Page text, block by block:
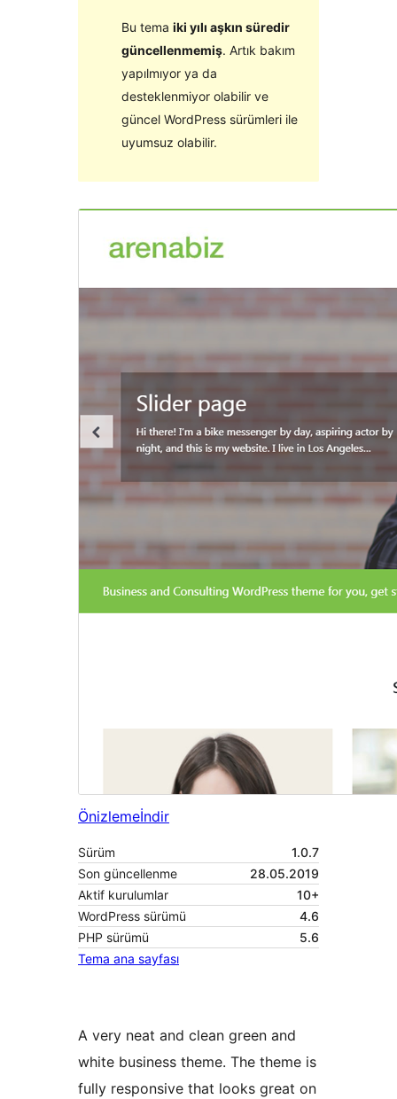
Bu tema iki yılı aşkın süredir
güncellenmemiş. Artık bakım
yapılmıyor ya da
desteklenmiyor olabilir ve
güncel WordPress sürümleri ile
uyumsuz olabilir.
Önizlemeİndir
Sürüm
1.0.7
Son güncellenme
28.05.2019
Aktif kurulumlar
10+
WordPress sürümü
4.6
PHP sürümü
5.6
Tema ana sayfası
A very neat and clean green and
white business theme. The theme is
fully responsive that looks great on